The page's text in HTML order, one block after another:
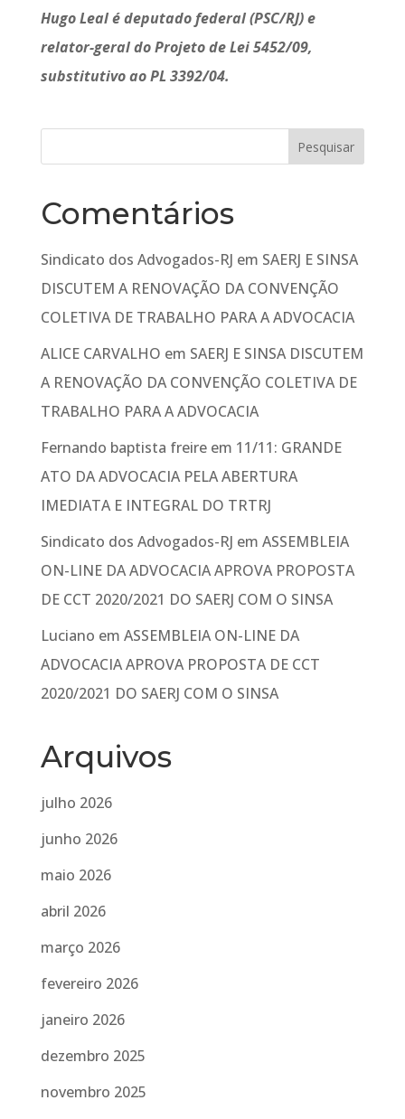
Hugo Leal é deputado federal (PSC/RJ) e
relator-geral do Projeto de Lei 5452/09,
substitutivo ao PL 3392/04.
Comentários
Sindicato dos Advogados-RJ em SAERJ E SINSA
DISCUTEM A RENOVAÇÃO DA CONVENÇÃO
COLETIVA DE TRABALHO PARA A ADVOCACIA
ALICE CARVALHO em SAERJ E SINSA DISCUTEM
A RENOVAÇÃO DA CONVENÇÃO COLETIVA DE
TRABALHO PARA A ADVOCACIA
Fernando baptista freireem 11/11: GRANDE
ATO DA ADVOCACIA PELA ABERTURA
IMEDIATA E INTEGRAL DO TRTRJ
Sindicato dos Advogados-RJ em ASSEMBLEIA
ON-LINE DA ADVOCACIA APROVA PROPOSTA
DE CCT 2020/2021 DO SAERJ COM O SINSA
Luciano em ASSEMBLEIA ON-LINE DA
ADVOCACIA APROVA PROPOSTA DE CCT
2020/2021 DO SAERJ COM O SINSA
Arquivos
julho 2026
junho 2026
maio 2026
abril 2026
março 2026
fevereiro 2026
janeiro 2026
dezembro 2025
novembro 2025